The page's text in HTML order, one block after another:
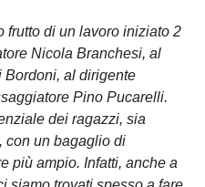
frutto di un lavoro iniziato 2
Nicola Branchesi, al
Bordoni, al dirigente
Pino Pucarelli.
dei ragazzi, sia
con un bagaglio di
più ampio. Infatti, anche a